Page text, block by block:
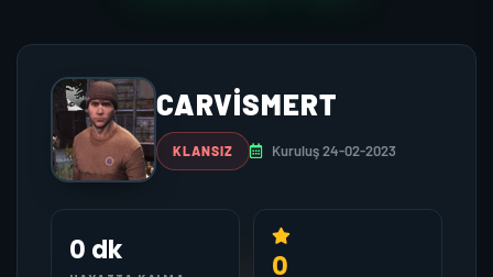
CARVISMERT
KLANSIZ Kuruluş 24-02-2023
0 dk 0